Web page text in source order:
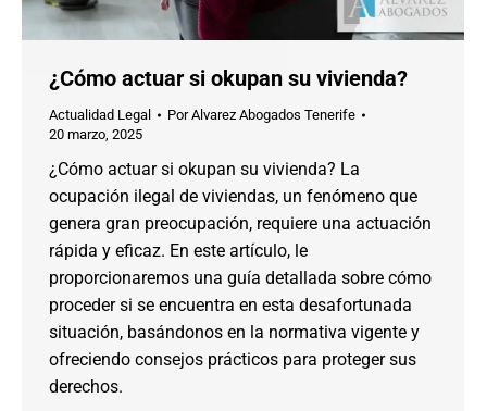
¿Cómo actuar si okupan su vivienda?
Actualidad Legal PorAlvarez Abogados Tenerife
20 marzo, 2025
¿Cómo actuar si okupan su vivienda? La
ocupación ilegal de viviendas, un fenómeno que
genera gran preocupación, requiere una actuación
rápida y eficaz. En este artículo, le
proporcionaremos una guía detallada sobre cómo
proceder si se encuentra en esta desafortunada
situación, basándonos en la normativa vigente y
ofreciendo consejos prácticos para proteger sus
derechos.